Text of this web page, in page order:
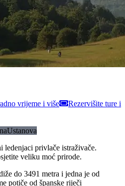
vrijeme i više
Rezervišite ture i
Ustanova
ledenjaci privlače istraživače.
veliku moć prirode.
do 3491 metra i jedna je od
potiče od španske riječi